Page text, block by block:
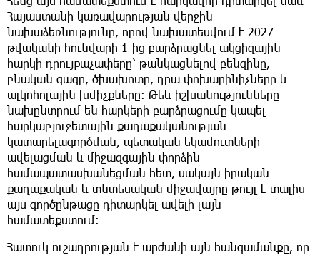
Հայաստանի կառավարության վերջին
նախաձեռնությունը, որով նախատեսվում է 2027
թվականի հունվարի 1-ից բարձրացնել ակցիզային
հարկի դրույքաչափերը՝ թանկացնելով բենզինը,
բնական գազը, ծխախոտը, դրա փոխարինիչները և
ալկոհոլային խմիչքները։ Թեև իշխանությունները
նախընտրում են հարկերի բարձրացումը կապել
հարկաբյուջետային քաղաքականության
կատարելագործման, պետական եկամուտների
ավելացման և միջազգային փորձին
համապատասխանեցման հետ, սակայն իրական
քաղաքական և տնտեսական միջավայրը թույլ է տալիս
այս գործընթացը դիտարկել ավելի լայն
համատեքստում։
Հատուկ ուշադրության է արժանի այն հանգամանքը, որ